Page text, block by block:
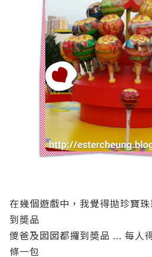
在幾個遊戲中，我覺得拋珍寶
到奬品
儍爸及囡囡都攞到奬品 ... 每人
條一包